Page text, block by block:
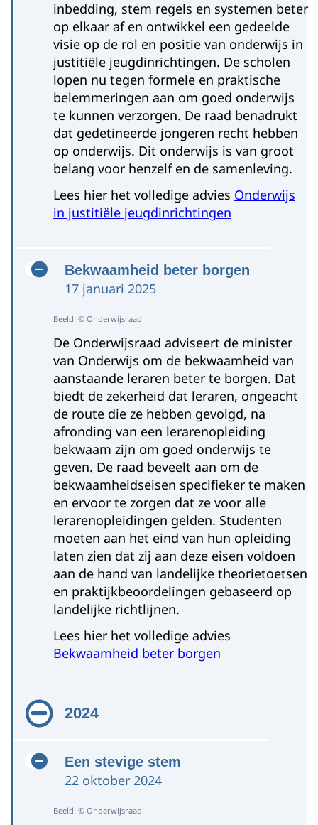
inbedding, stem regels en systemen beter
op elkaar af en ontwikkel een gedeelde
visie op de rol en positie van onderwijs in
justitiële jeugdinrichtingen. De scholen
lopen nu tegen formele en praktische
belemmeringen aan om goed onderwijs
te kunnen verzorgen. De raad benadrukt
dat gedetineerde jongeren recht hebben
op onderwijs. Dit onderwijs is van groot
belang voor henzelf en de samenleving.
Lees hier het volledige advies Onderwijs
in justitiële jeugdinrichtingen
Bekwaamheid beter borgen
17 januari 2025
Beeld: © Onderwijsraad
De Onderwijsraad adviseert de minister
van Onderwijs om de bekwaamheid van
aanstaande leraren beter te borgen. Dat
biedt de zekerheid dat leraren, ongeacht
de route die ze hebben gevolgd, na
afronding van een lerarenopleiding
bekwaam zijn om goed onderwijs te
geven. De raad beveelt aan om de
bekwaamheidseisen specifieker te maken
en ervoor te zorgen dat ze voor alle
lerarenopleidingen gelden. Studenten
moeten aan het eind van hun opleiding
laten zien dat zij aan deze eisen voldoen
aan de hand van landelijke theorietoetsen
en praktijkbeoordelingen gebaseerd op
landelijke richtlijnen.
Lees hier het volledige advies
Bekwaamheid beter borgen
2024
Een stevige stem
22 oktober 2024
Beeld: © Onderwijsraad